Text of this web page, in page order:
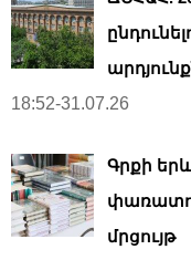
18:52-31.07.26
Գրքի
մրցույթ